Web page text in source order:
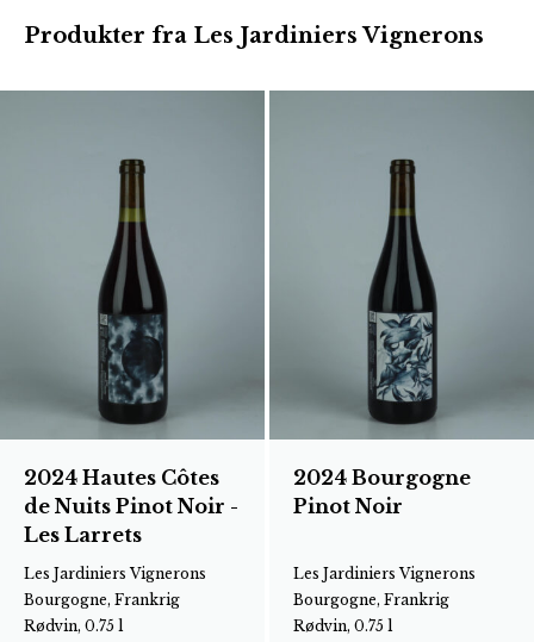
Produkter fra Les Jardiniers Vignerons
2024 Hautes Côtes
de Nuits Pinot Noir -
Les Larrets
Les Jardiniers Vignerons
Bourgogne, Frankrig
Rødvin, 0.75 l
2024 Bourgogne
Pinot Noir
Les Jardiniers Vignerons
Bourgogne, Frankrig
Rødvin, 0.75 l